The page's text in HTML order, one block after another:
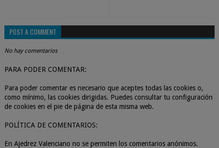
POST A COMMENT
No hay comentarios
PARA PODER COMENTAR:
Para poder comentar es necesario que aceptes todas las cookies o,
como mínimo, las cookies dirigidas. Puedes consultar tu configuración
de cookies en el pie de página de esta misma web.
POLÍTICA DE COMENTARIOS:
En Ajedrez Valenciano no se permiten los comentarios anónimos.